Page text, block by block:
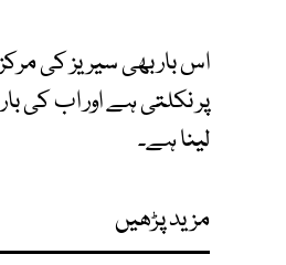
اس بار بھی سیریز کی
پر نکلتی ہے اور اب کی
لینا ہے۔
مزید پڑھیں